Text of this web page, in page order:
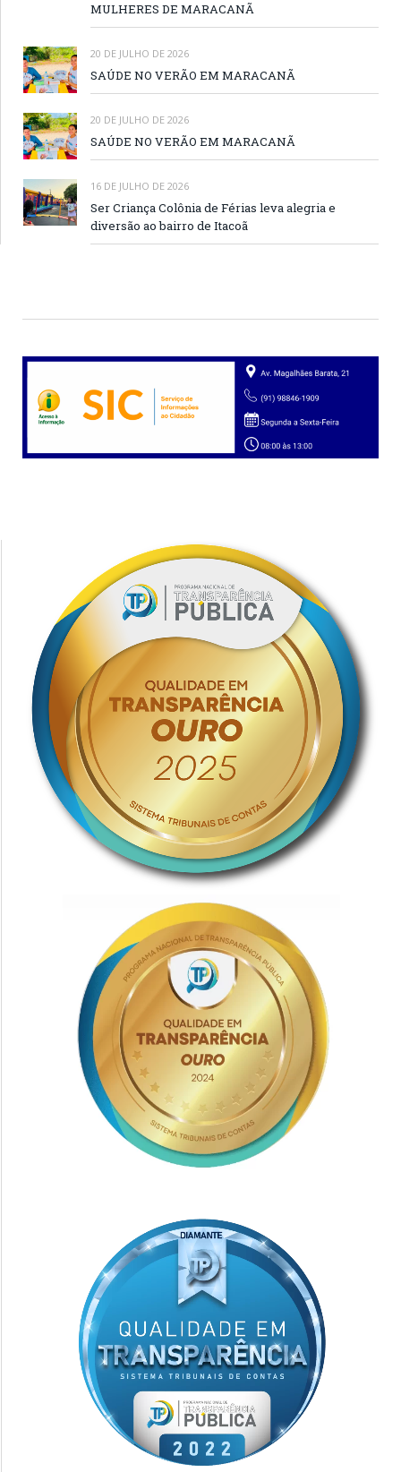
MULHERES DE MARACANÃ
20 DE JULHO DE 2026
SAÚDE NO VERÃO EM MARACANÃ
20 DE JULHO DE 2026
SAÚDE NO VERÃO EM MARACANÃ
16 DE JULHO DE 2026
Ser Criança Colônia de Férias leva alegria e
diversão ao bairro de Itacoã